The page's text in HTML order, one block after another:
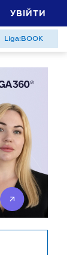
УВІЙТИ
Liga:BOOK